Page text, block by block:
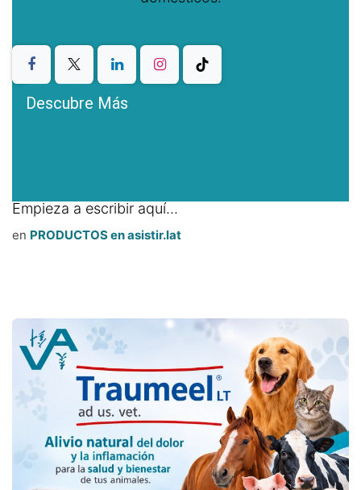
Descubre Más
Empieza a escribir aquí...
en PRODUCTOS en asistir.lat